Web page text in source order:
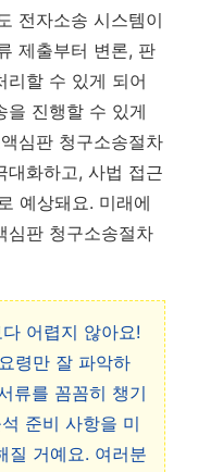
전자소송 시스템이
제출부터 변론, 판
리할 수 있게 되어
을 진행할 수 있게
심판 청구소송절차
대화하고, 사법 접근
예상돼요. 미래에
심판 청구소송절차
어렵지 않아요!
령만 잘 파악하
류를 꼼꼼히 챙기
준비 사항을 미
질 거예요. 여러분